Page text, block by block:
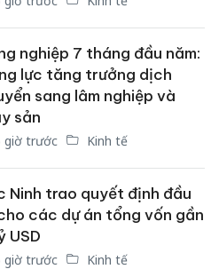
nghiệp 7 tháng đầu năm:
lực tăng trưởng dịch
sang lâm nghiệp và
sản
giờ trước Kinh tế
Ninh trao quyết định đầu
các dự án tổng vốn gần
USD
giờ trước Kinh tế